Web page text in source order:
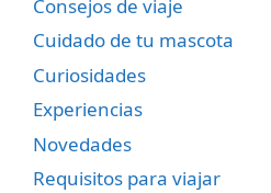
Consejos de viaje
Cuidado de tu mascota
Curiosidades
Experiencias
Novedades
Requisitos para viajar